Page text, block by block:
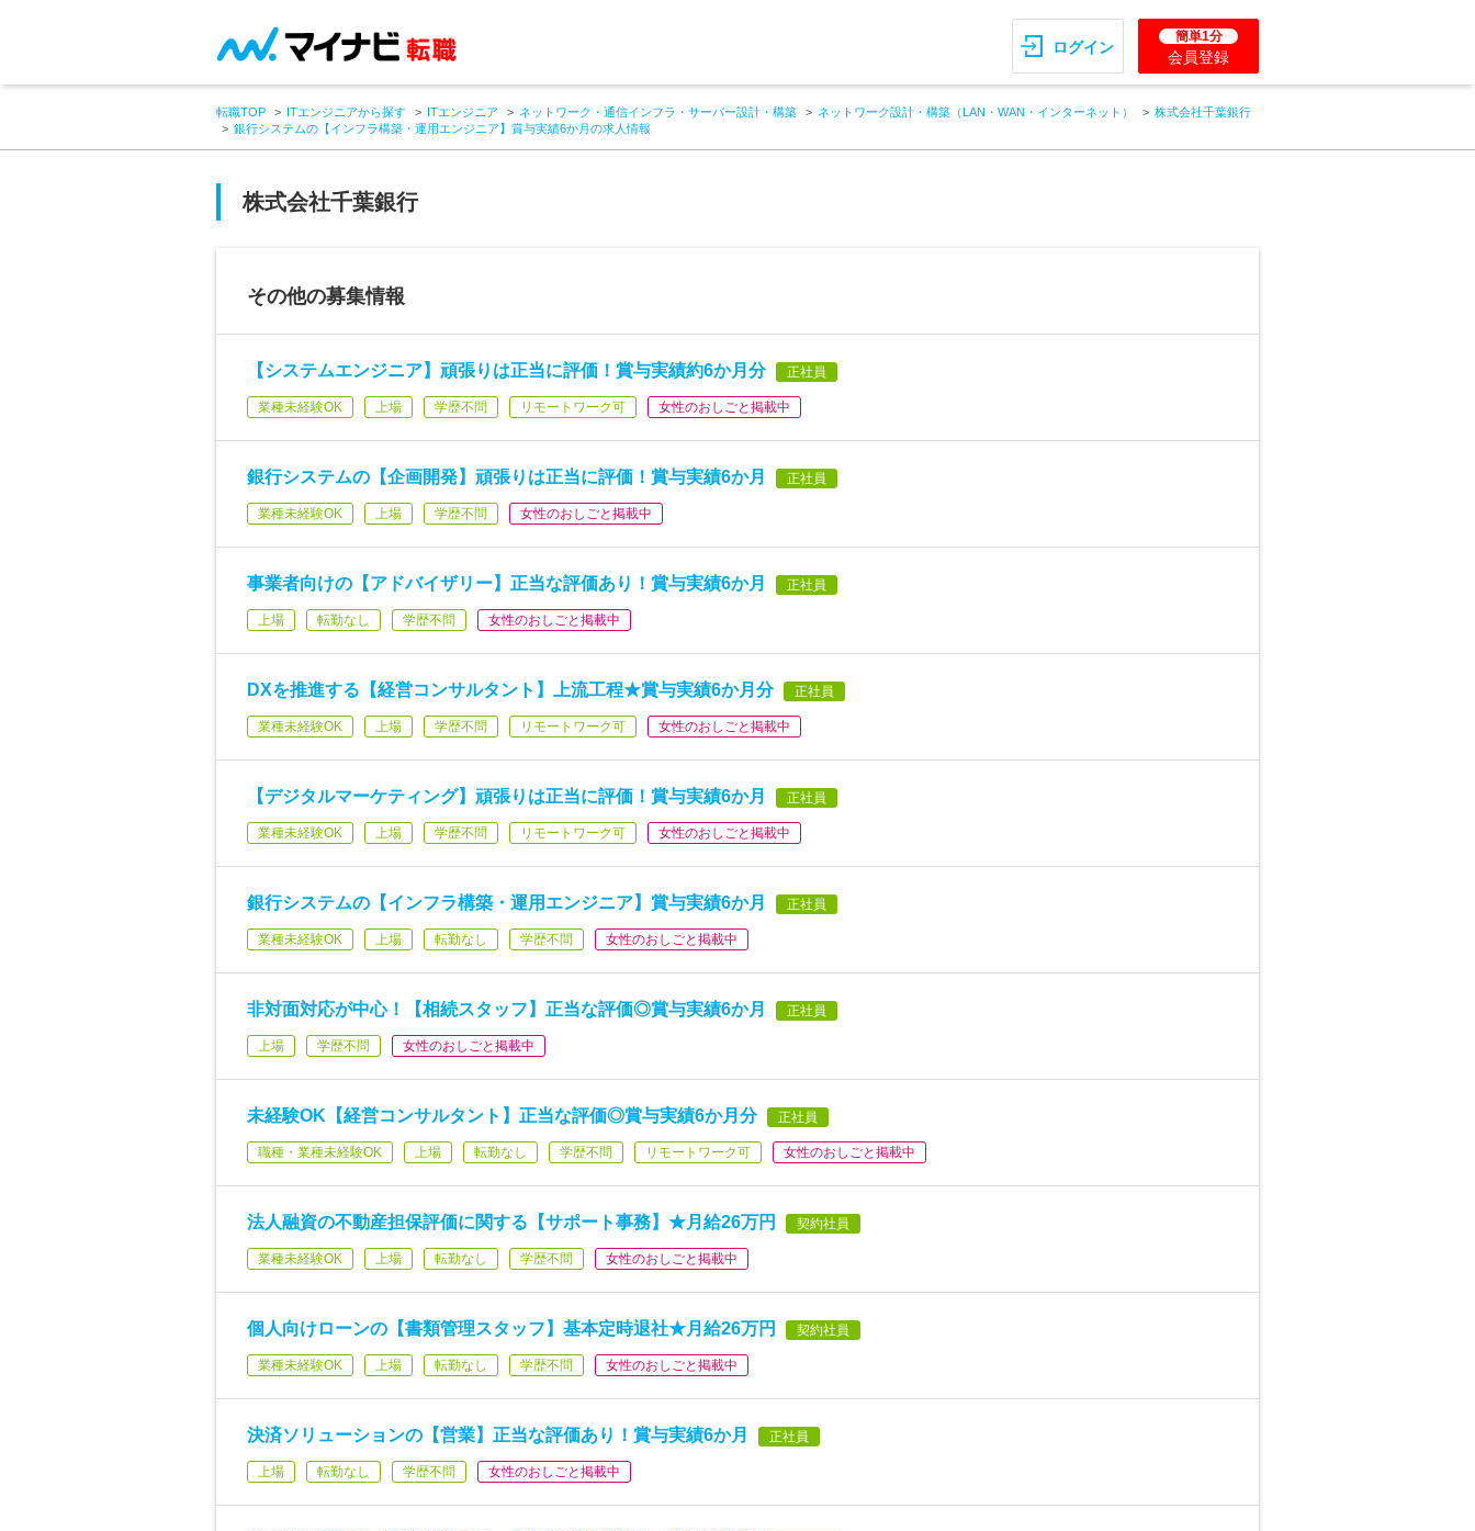
ログイン
簡単1分
会員登録
転職TOP ITエンジニアから探す ITエンジニア ネットワーク・通信インフラ・サーバー設計・構築 ネットワーク設計・構築（LAN・WAN・インターネット）
株式会社千葉銀行
銀行システムの【インフラ構築・運用エンジニア】賞与実績6か月の求人情報
株式会社千葉銀行
その他の募集情報
【システムエンジニア】頑張りは正当に評価！賞与実績約6か月分 正社員
業種未経験OK 上場 学歴不問 リモートワーク可 女性のおしごと掲載中
銀行システムの【企画開発】頑張りは正当に評価！賞与実績6か月 正社員
業種未経験OK 上場 学歴不問 女性のおしごと掲載中
事業者向けの【アドバイザリー】正当な評価あり！賞与実績6か月 正社員
上場 転勤なし 学歴不問 女性のおしごと掲載中
DXを推進する【経営コンサルタント】上流工程★賞与実績6か月分 正社員
業種未経験OK 上場 学歴不問 リモートワーク可 女性のおしごと掲載中
【デジタルマーケティング】頑張りは正当に評価！賞与実績6か月 正社員
業種未経験OK 上場 学歴不問 リモートワーク可 女性のおしごと掲載中
銀行システムの【インフラ構築・運用エンジニア】賞与実績6か月 正社員
業種未経験OK 上場 転勤なし 学歴不問 女性のおしごと掲載中
非対面対応が中心！【相続スタッフ】正当な評価◎賞与実績6か月 正社員
上場 学歴不問 女性のおしごと掲載中
未経験OK【経営コンサルタント】正当な評価◎賞与実績6か月分 正社員
職種・業種未経験OK 上場 転勤なし 学歴不問 リモートワーク可 女性のおしごと掲載中
法人融資の不動産担保評価に関する【サポート事務】★月給26万円 契約社員
業種未経験OK 上場 転勤なし 学歴不問 女性のおしごと掲載中
個人向けローンの【書類管理スタッフ】基本定時退社★月給26万円 契約社員
業種未経験OK 上場 転勤なし 学歴不問 女性のおしごと掲載中
決済ソリューションの【営業】正当な評価あり！賞与実績6か月 正社員
上場 転勤なし 学歴不問 女性のおしごと掲載中